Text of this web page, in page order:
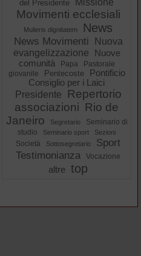
del Presidente
Missione
Movimenti ecclesiali
Mulieris dignitatem News
News Movimenti
Nuova
evangelizzazione
Nuove
comunità
Papa
Pastorale
giovanile
Pentecoste
Pontificio
Consiglio per i Laici
Presidente
Repertorio
associazioni Rio de
Janeiro
Segretario
Seminario di
studio
Seminario sport Sezioni
Società Sottosegretario
Sport
Testimonianza
Vocazione
altre top